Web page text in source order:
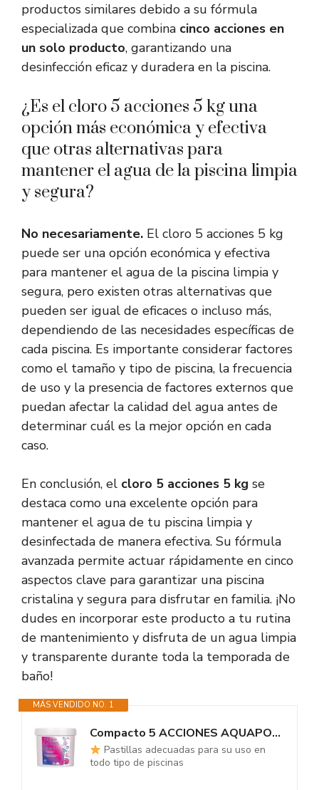
productos similares debido a su fórmula
especializada que combina cinco acciones en
un solo producto, garantizando una
desinfección eficaz y duradera en la piscina.
¿Es el cloro 5 acciones 5 kg una
opción más económica y efectiva
que otras alternativas para
mantener el agua de la piscina limpia
y segura?
No necesariamente. El cloro 5 acciones 5 kg
puede ser una opción económica y efectiva
para mantener el agua de la piscina limpia y
segura, pero existen otras alternativas que
pueden ser igual de eficaces o incluso más,
dependiendo de las necesidades específicas de
cada piscina. Es importante considerar factores
como el tamaño y tipo de piscina, la frecuencia
de uso y la presencia de factores externos que
puedan afectar la calidad del agua antes de
determinar cuál es la mejor opción en cada
caso.
En conclusión, el cloro 5 acciones 5 kg se
destaca como una excelente opción para
mantener el agua de tu piscina limpia y
desinfectada de manera efectiva. Su fórmula
avanzada permite actuar rápidamente en cinco
aspectos clave para garantizar una piscina
cristalina y segura para disfrutar en familia. ¡No
dudes en incorporar este producto a tu rutina
de mantenimiento y disfruta de un agua limpia
y transparente durante toda la temporada de
baño!
MÁS VENDIDO NO. 1
Compacto 5 ACCIONES AQUAPOOL (5 KG) - Pastillas de Cloro multifunción -...
Pastillas adecuadas para su uso en
todo tipo de piscinas